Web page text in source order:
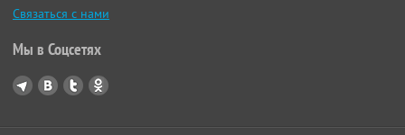
Связаться с нами
Мы в Соцсетях